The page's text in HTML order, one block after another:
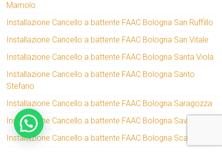
Mamolo
Installazione Cancello a battente FAAC Bologna San Ruffillo
Installazione Cancello a battente FAAC Bologna San Vitale
Installazione Cancello a battente FAAC Bologna Santa Viola
Installazione Cancello a battente FAAC Bologna Santo
Stefano
Installazione Cancello a battente FAAC Bologna Saragozza
Installazione Cancello a battente FAAC Bologna Savena
Installazione Cancello a battente FAAC Bologna Scandellara